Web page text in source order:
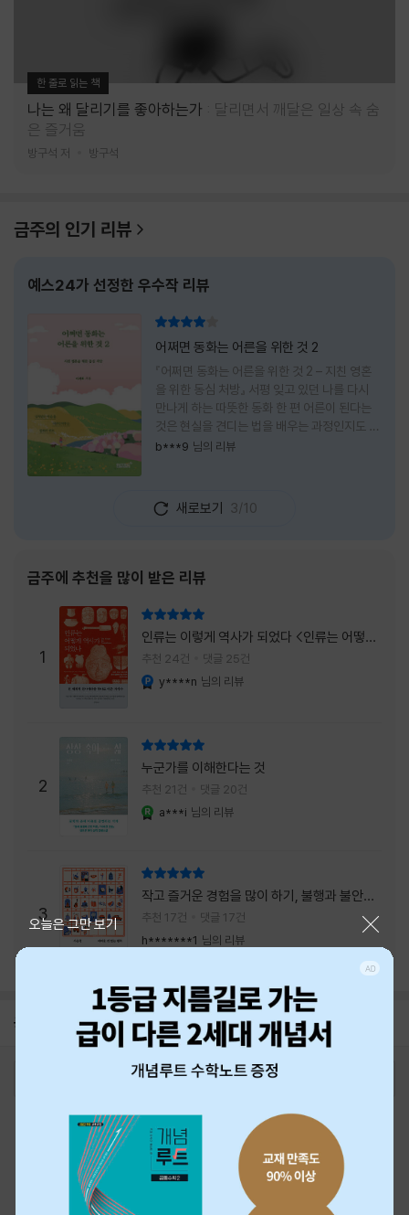
한 줄로 읽는 책
나는 왜 달리기를 좋아하는가
달리면서 깨달은 일상 속 숨
은 즐거움
방구석 저 방구석
금주의 인기 리뷰
예스24가 선정한 우수작 리뷰
어쩌면 동화는 어른을 위한 것 2
『어쩌면 동화는 어른을 위한 것 2 – 지친 영혼
을 위한 동심 처방』 서평 잊고 있던 나를 다시
만나게 하는 따뜻한 동화 한 편 어른이 된다는
것은 현실을 견디는 법을 배우는 과정인지도 모
른다. 해야 할 일은 늘어나고, 책임은 무거워지
효율과 성과를 먼저 생각하는 사람이 되어간다.
『어쩌면 동화는 어른을 위한 것 2 – 지친 영혼
목을 보았을 때는 동화를 다시 읽는 감성 에세
이 정도로 생각했다. 하지만 책장을 넘길수록
깨닫게 된다. 동화는 아이들만을 위한 이야기가
아니라, 삶에 지친 어른들의 마음을 치유하는
가장 순수한 언어라는 사실을 말이다. 이 책은
익숙한
b***9 님의 리뷰
새로보기 3/10
금주에 추천을 많이 받은 리뷰
1
인류는 이렇게 역사가 되었다 <인류는 어떻게
역사가 되었나>
추천 24건 댓글 25건
y****n 님의 리뷰
2
누군가를 이해한다는 것
추천 21건 댓글 20건
a***i 님의 리뷰
3
작고 즐거운 경험을 많이 하기, 불행과 불안을
회피하지 말기, 그리고 좋은 사람을 많이 만나
기.
추천 17건
댓글 17건
h*******1 님의 리뷰
공지 26년 NBCI 수상 안내
오늘은 그만 보기
최근 본 상품
고객센터 1544-3800 티켓 1544-6399
중고샵 1566-4295
eBook 1:1문의/채팅상담
예스이십사(주) 사업자 정보
이용약관
청소년보호정책
PC버전
거래처관계자께